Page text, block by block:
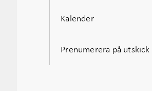
Kalender
Prenumerera på utskick